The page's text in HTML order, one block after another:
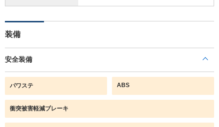
装備
安全装備
パワステ ABS
衝突被害軽減ブレーキ